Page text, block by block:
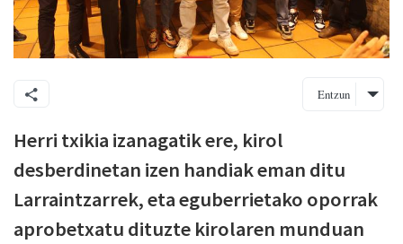
Entzun
Herri txikia izanagatik ere, kirol
desberdinetan izen handiak eman ditu
Larraintzarrek, eta eguberrietako oporrak
aprobetxatu dituzte kirolaren munduan